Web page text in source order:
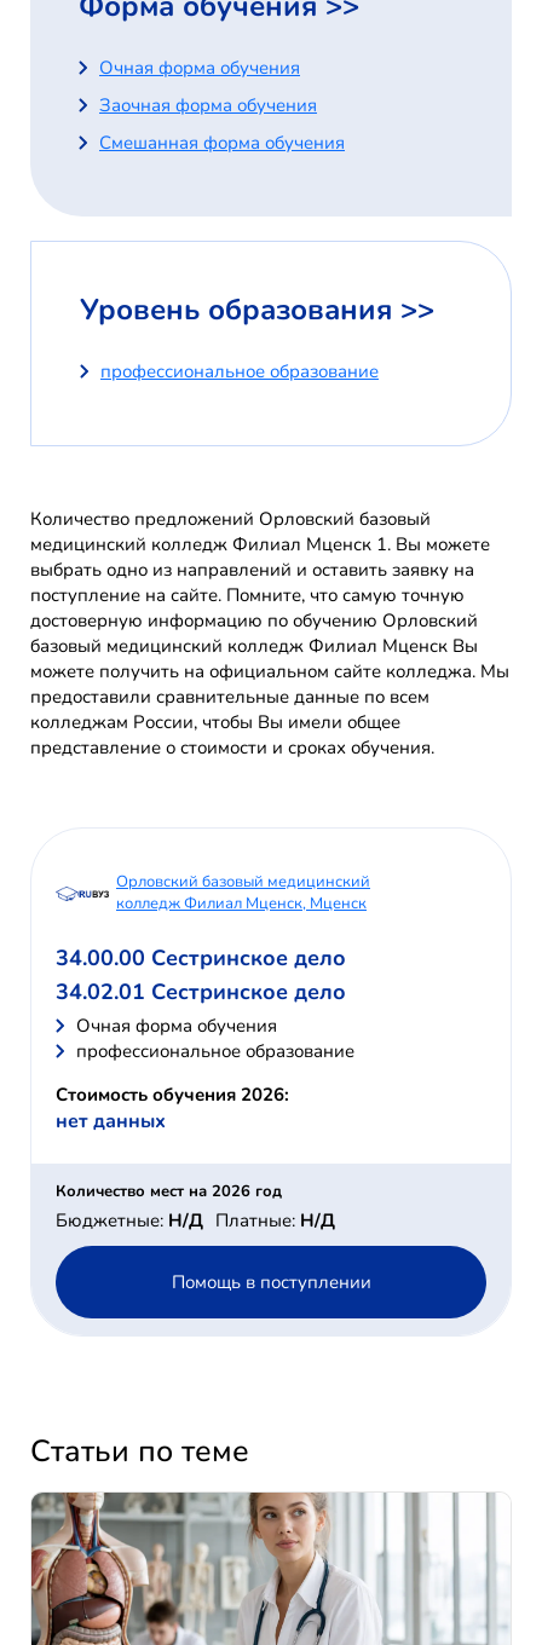
Очная форма обучения
Заочная форма обучения
Смешанная форма обучения
Уровень образования >>
профессиональное образование
Количество предложений Орловский базовый
медицинский колледж Филиал Мценск 1. Вы можете
выбрать одно из направлений и оставить заявку на
поступление на сайте. Помните, что самую точную
достоверную информацию по обучению Орловский
базовый медицинский колледж Филиал Мценск Вы
можете получить на официальном сайте колледжа. Мы
предоставили сравнительные данные по всем
колледжам России, чтобы Вы имели общее
представление о стоимости и сроках обучения.
Орловский базовый медицинский
колледж Филиал Мценск, Мценск
34.00.00 Сестринское дело
34.02.01 Сестринское дело
Очная форма обучения
профессиональное образование
Стоимость обучения 2026:
нет данных
Количество мест на 2026 год
Бюджетные: Н/Д Платные: Н/Д
Помощь в поступлении
Статьи по теме